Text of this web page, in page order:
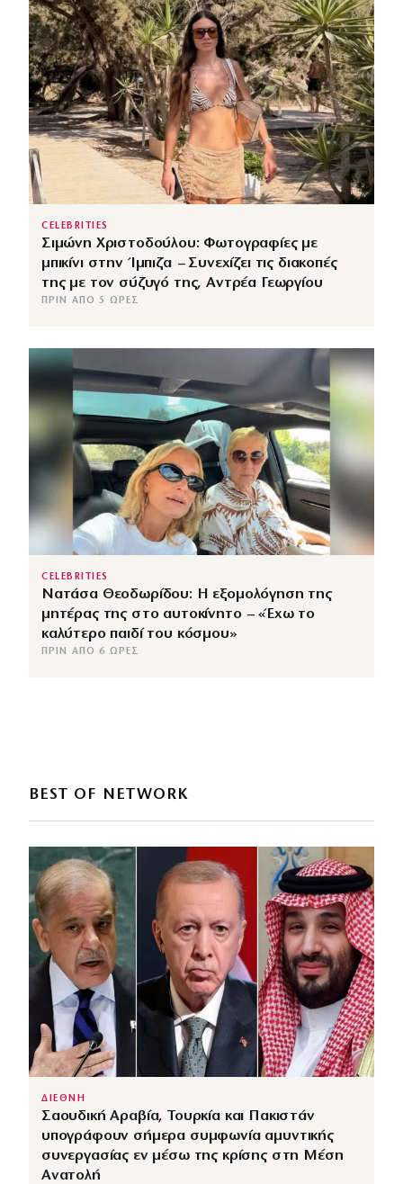
CELEBRITIES
Σιμώνη Χριστοδούλου: Φωτογραφίες με
μπικίνι στην Ίμπιζα – Συνεχίζει τις διακοπές
της με τον σύζυγό της, Αντρέα Γεωργίου
ΠΡΙΝ ΑΠΌ 5 ΏΡΕΣ
CELEBRITIES
Νατάσα Θεοδωρίδου: Η εξομολόγηση της
μητέρας της στο αυτοκίνητο – «Έχω το
καλύτερο παιδί του κόσμου»
ΠΡΙΝ ΑΠΌ 6 ΏΡΕΣ
BEST OF NETWORK
ΔΙΕΘΝΗ
Σαουδική Αραβία, Τουρκία και Πακιστάν
υπογράφουν σήμερα συμφωνία αμυντικής
συνεργασίας εν μέσω της κρίσης στη Μέση
Ανατολή